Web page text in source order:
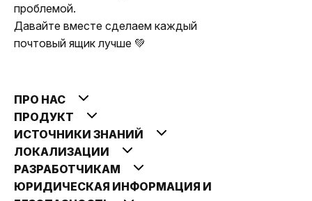
проблемой.
Давайте вместе сделаем каждый
почтовый ящик лучше 💚
ПРО НАС
ПРОДУКТ
ИСТОЧНИКИ ЗНАНИЙ
ЛОКАЛИЗАЦИИ
РАЗРАБОТЧИКАМ
ЮРИДИЧЕСКАЯ ИНФОРМАЦИЯ И